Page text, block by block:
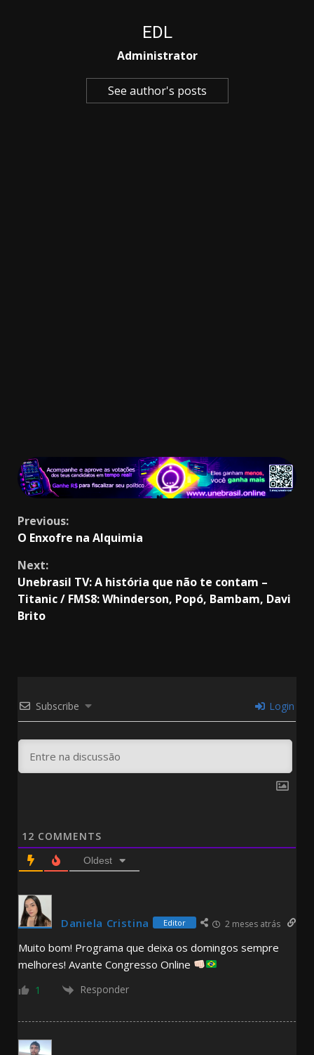
EDL
Administrator
See author's posts
Continue
Previous:
O Enxofre na Alquimia
Next:
Unebrasil TV: A história que não te contam –
Titanic / FMS8: Whinderson, Popó, Bambam, Davi
Brito
Subscribe Login
12 COMMENTS
Oldest
Daniela Cristina Editor 2 meses atrás
Muito bom! Programa que deixa os domingos sempre
melhores! Avante Congresso Online
1 Responder